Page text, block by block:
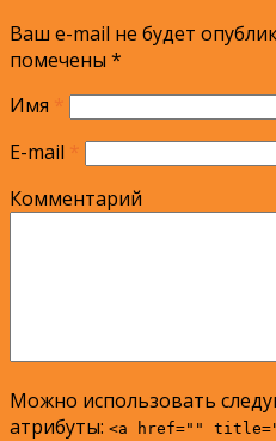
Ваш e-mail не будет
помечены *
Имя *
E-mail *
Комментарий
Можно использовать
атрибуты: <a href=""